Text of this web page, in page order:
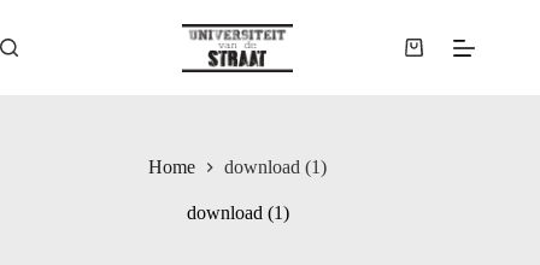
de
Winkelwagen
Home download (1)
download (1)